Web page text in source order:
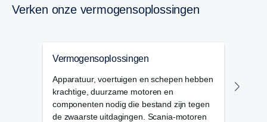
Verken onze vermogensoplossingen
Vermogensoplossingen
Apparatuur, voertuigen en schepen hebben
krachtige, duurzame motoren en
componenten nodig die bestand zijn tegen
de zwaarste uitdagingen. Scania-motoren